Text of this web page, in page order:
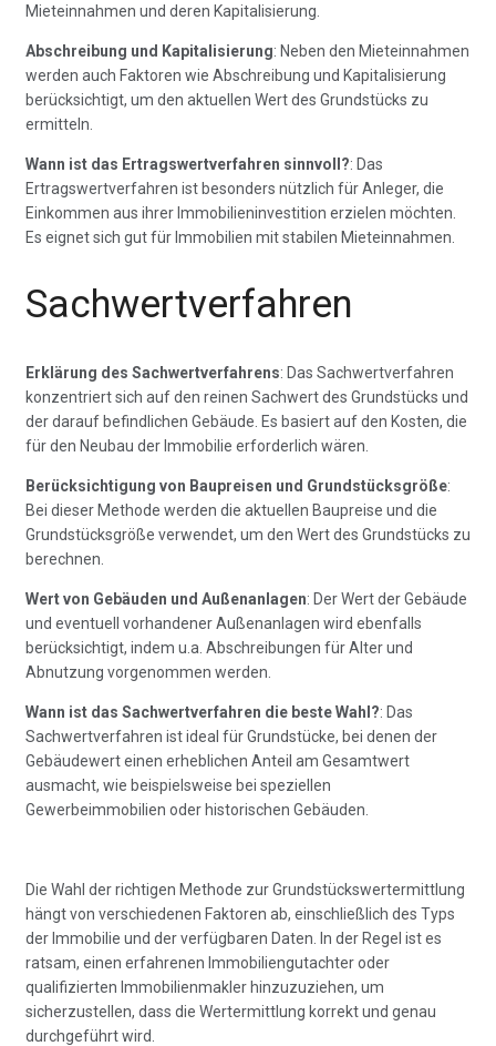
Mieteinnahmen und deren Kapitalisierung.
Abschreibung und Kapitalisierung: Neben den Mieteinnahmen
werden auch Faktoren wie Abschreibung und Kapitalisierung
berücksichtigt, um den aktuellen Wert des Grundstücks zu
ermitteln.
Wann ist das Ertragswertverfahren sinnvoll?: Das
Ertragswertverfahren ist besonders nützlich für Anleger, die
Einkommen aus ihrer Immobilieninvestition erzielen möchten.
Es eignet sich gut für Immobilien mit stabilen Mieteinnahmen.
Sachwertverfahren
Erklärung des Sachwertverfahrens: Das Sachwertverfahren
konzentriert sich auf den reinen Sachwert des Grundstücks und
der darauf befindlichen Gebäude. Es basiert auf den Kosten, die
für den Neubau der Immobilie erforderlich wären.
Berücksichtigung von Baupreisen und Grundstücksgröße:
Bei dieser Methode werden die aktuellen Baupreise und die
Grundstücksgröße verwendet, um den Wert des Grundstücks zu
berechnen.
Wert von Gebäuden und Außenanlagen: Der Wert der Gebäude
und eventuell vorhandener Außenanlagen wird ebenfalls
berücksichtigt, indem u.a. Abschreibungen für Alter und
Abnutzung vorgenommen werden.
Wann ist das Sachwertverfahren die beste Wahl?: Das
Sachwertverfahren ist ideal für Grundstücke, bei denen der
Gebäudewert einen erheblichen Anteil am Gesamtwert
ausmacht, wie beispielsweise bei speziellen
Gewerbeimmobilien oder historischen Gebäuden.
Die Wahl der richtigen Methode zur Grundstückswertermittlung
hängt von verschiedenen Faktoren ab, einschließlich des Typs
der Immobilie und der verfügbaren Daten. In der Regel ist es
ratsam, einen erfahrenen Immobiliengutachter oder
qualifizierten Immobilienmakler hinzuzuziehen, um
sicherzustellen, dass die Wertermittlung korrekt und genau
durchgeführt wird.